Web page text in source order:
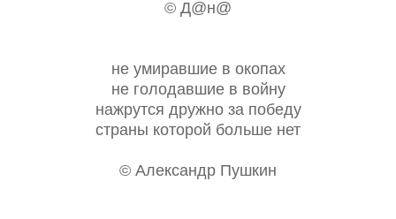
© Д@н@
не умиравшие в окопах
не голодавшие в войну
нажрутся дружно за победу
страны которой больше нет
© Александр Пушкин